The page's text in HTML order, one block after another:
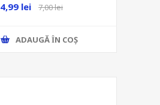
4,99 lei 7,00 lei
ADAUGĂ ȊN COŞ